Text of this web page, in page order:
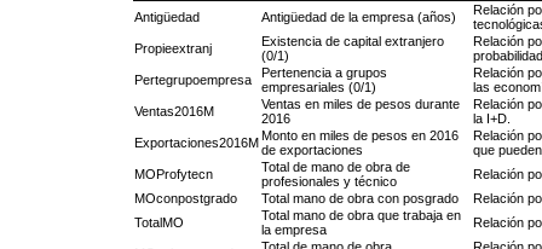
Antigüedad
Antigüedad de la empresa (años)
Relación
Propieextranj
Existencia de capital extranjero
(0/1)
Relación
Pertegrupoempresa
Pertenencia a grupos
empresariales (0/1)
Relación
las
Ventas2016M
Ventas en miles de pesos durante
2016
Relación
la I+D.
Exportaciones2016MMonto en miles de pesos en 2016
de exportaciones
Relación
que
MOProfytecn
Total de mano de obra de
profesionales y técnico
Relación
MOconpostgrado
Total mano de obra con posgrado
Relación
TotalMO
Total mano de obra que trabaja en
la empresa
Relación